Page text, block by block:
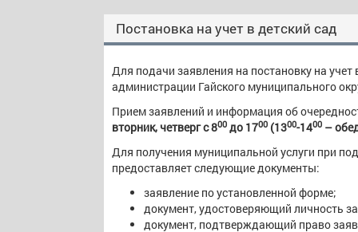
Постановка на учет в детский сад
Для подачи заявления на постановку на
администрации Гайского муниципального
Прием заявлений и информация об
вторник, четверг с 800 до 1700 (1300-1400 –
Для получения муниципальной услуги при
предоставляет следующие документы:
заявление по установленной форме;
документ, удостоверяющий личность
документ, подтверждающий право